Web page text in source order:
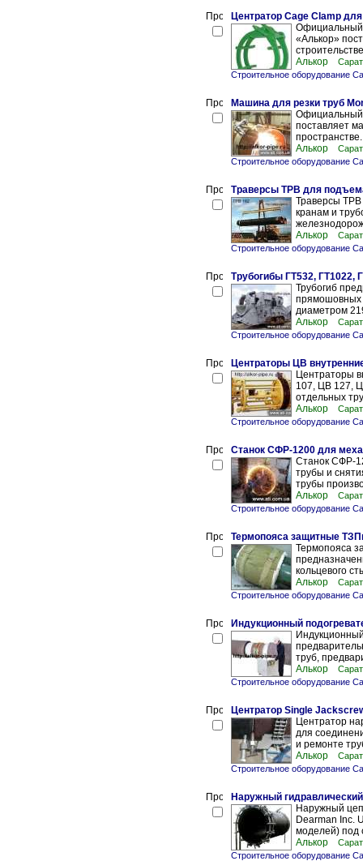
Центратор Cage Clamp
Официальный
«Алькор»
Алькор
Строительное оборудование
Машина для резки труб
Официальный
поставляет
Алькор
Строительное оборудование
Траверсы ТРВ для
Траверсы ТРВ
кранам и
Алькор
Строительное оборудование
Трубогибы ГТ532, ГТ1022,
Трубогиб
прямошовных
диаметром
Алькор
Строительное оборудование
Центраторы ЦВ
Центраторы
107, ЦВ 127,
отдельных
Алькор
Строительное оборудование
Станок СФР-1200 для
Станок СФР-
трубы и
трубы
Алькор
Строительное оборудование
Термопояса защитные
Термопояса
кольцевого
Алькор
Строительное оборудование
Индукционный
труб,
Алькор
Строительное оборудование
Центратор Single
Центратор
для
и ремонте
Алькор
Строительное оборудование
Наружный
Наружный
Dearman Inc.
моделей) под
Алькор
Строительное оборудование